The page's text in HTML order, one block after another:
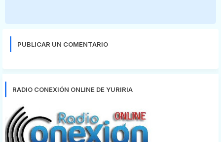
PUBLICAR UN COMENTARIO
RADIO CONEXIÓN ONLINE DE YURIRIA